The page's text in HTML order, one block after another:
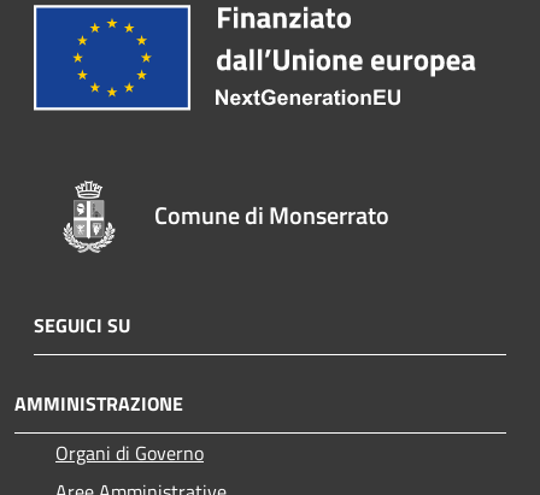
Comune di Monserrato
SEGUICI SU
AMMINISTRAZIONE
Organi di Governo